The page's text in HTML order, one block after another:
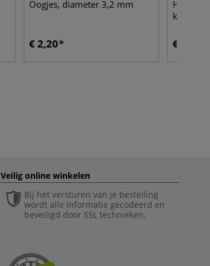
Oogjes, diameter 3,2 mm
€ 2,20 € 11,10
Veilig online winkelen
Bij het versturen van je bestelling
wordt alle informatie gecodeerd en
beveiligd door SSL technieken.